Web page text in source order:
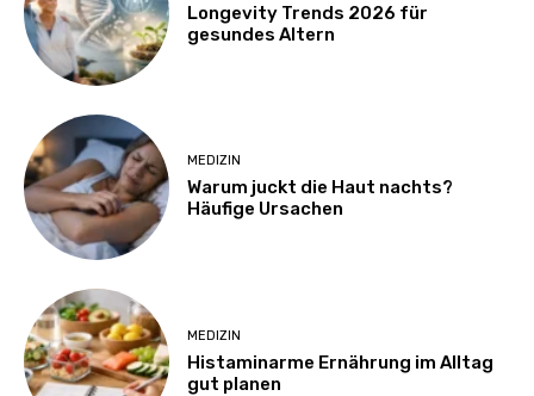
Longevity Trends 2026 für
gesundes Altern
MEDIZIN
Warum juckt die Haut nachts?
Häufige Ursachen
MEDIZIN
Histaminarme Ernährung im Alltag
gut planen